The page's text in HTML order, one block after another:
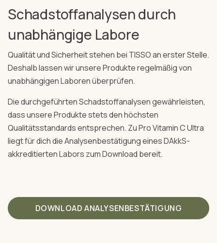
Schadstoffanalysen durch
unabhängige Labore
Qualität und Sicherheit stehen bei TISSO an erster Stelle.
Deshalb lassen wir unsere Produkte regelmäßig von
unabhängigen Laboren überprüfen.
Die durchgeführten Schadstoffanalysen gewährleisten,
dass unsere Produkte stets den höchsten
Qualitätsstandards entsprechen. Zu Pro Vitamin C Ultra
liegt für dich die Analysenbestätigung eines DAkkS-
akkreditierten Labors zum Download bereit.
DOWNLOAD ANALYSENBESTÄTIGUNG